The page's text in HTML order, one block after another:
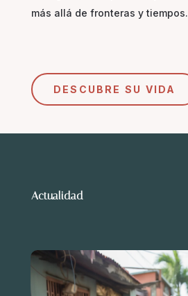
más allá de fronteras y tiempos.
DESCUBRE SU VIDA
Actualidad